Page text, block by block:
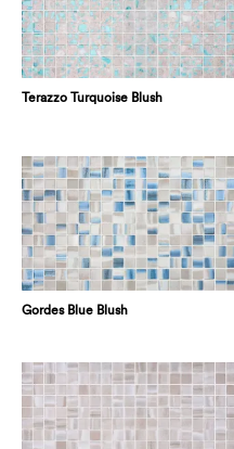
Terazzo Turquoise Blush
Gordes Blue Blush